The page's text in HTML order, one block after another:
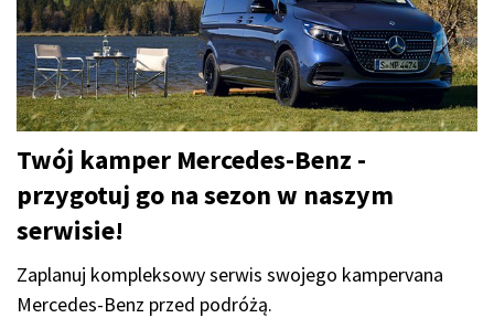
Twój kamper Mercedes-Benz -
przygotuj go na sezon w naszym
serwisie!
Zaplanuj kompleksowy serwis swojego kampervana
Mercedes-Benz przed podróżą.